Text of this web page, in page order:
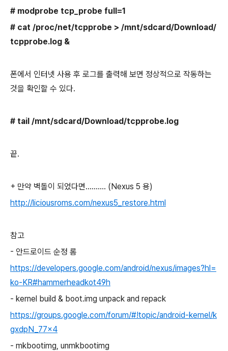
# modprobe tcp_probe full=1
# cat /proc/net/tcpprobe > /mnt/sdcard/Download/
tcpprobe.log &
폰에서 인터넷 사용 후 로그를 출력해 보면 정상적으로 작동하는
것을 확인할 수 있다.
# tail /mnt/sdcard/Download/tcpprobe.log
끝.
+ 만약 벽돌이 되었다면.......... (Nexus 5 용)
http://liciousroms.com/nexus5_restore.html
참고
- 안드로이드 순정 롬
https://developers.google.com/android/nexus/images?hl=
ko-KR#hammerheadkot49h
- kernel build & boot.img unpack and repack
https://groups.google.com/forum/#!topic/android-kernel/k
gxdpN_77x4
- mkbootimg, unmkbootimg